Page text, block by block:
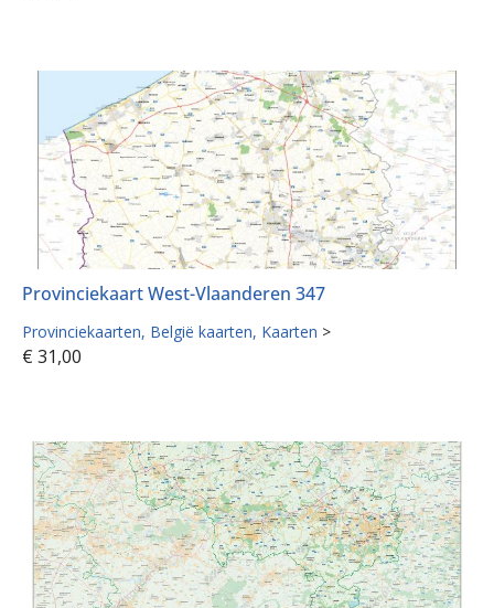
Provinciekaart West-Vlaanderen 347
Provinciekaarten België kaarten Kaarten >
€ 31,00